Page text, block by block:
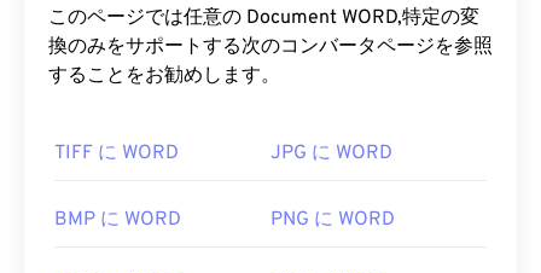
このページでは任意の Document WORD,特定の変
換のみをサポートする次のコンバータページを参照
することをお勧めします。
TIFF に WORD JPG に WORD
BMP に WORD PNG に WORD